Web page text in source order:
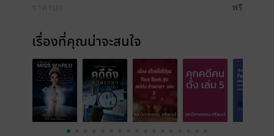
ฟรี
เรื่องที่คุณน่าจะสนใจ